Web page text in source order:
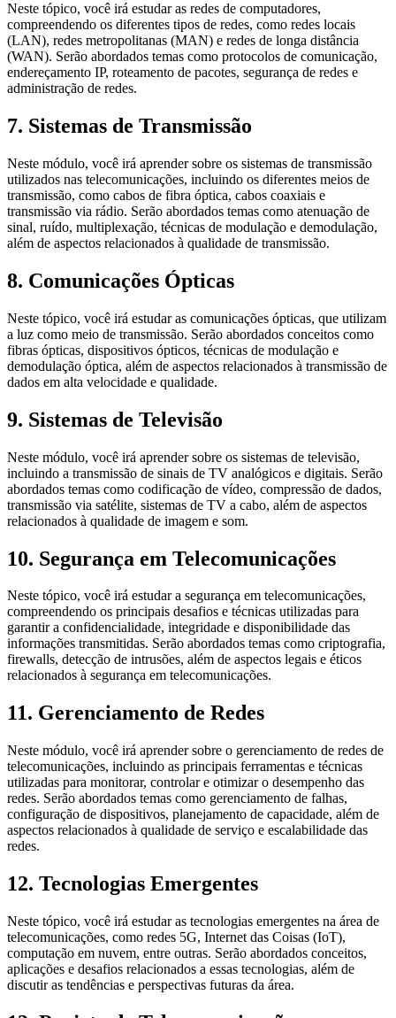
Neste tópico, você irá estudar as redes de computadores,
compreendendo os diferentes tipos de redes, como redes locais
(LAN), redes metropolitanas (MAN) e redes de longa distância
(WAN). Serão abordados temas como protocolos de comunicação,
endereçamento IP, roteamento de pacotes, segurança de redes e
administração de redes.
7. Sistemas de Transmissão
Neste módulo, você irá aprender sobre os sistemas de transmissão
utilizados nas telecomunicações, incluindo os diferentes meios de
transmissão, como cabos de fibra óptica, cabos coaxiais e
transmissão via rádio. Serão abordados temas como atenuação de
sinal, ruído, multiplexação, técnicas de modulação e demodulação,
além de aspectos relacionados à qualidade de transmissão.
8. Comunicações Ópticas
Neste tópico, você irá estudar as comunicações ópticas, que utilizam
a luz como meio de transmissão. Serão abordados conceitos como
fibras ópticas, dispositivos ópticos, técnicas de modulação e
demodulação óptica, além de aspectos relacionados à transmissão de
dados em alta velocidade e qualidade.
9. Sistemas de Televisão
Neste módulo, você irá aprender sobre os sistemas de televisão,
incluindo a transmissão de sinais de TV analógicos e digitais. Serão
abordados temas como codificação de vídeo, compressão de dados,
transmissão via satélite, sistemas de TV a cabo, além de aspectos
relacionados à qualidade de imagem e som.
10. Segurança em Telecomunicações
Neste tópico, você irá estudar a segurança em telecomunicações,
compreendendo os principais desafios e técnicas utilizadas para
garantir a confidencialidade, integridade e disponibilidade das
informações transmitidas. Serão abordados temas como criptografia,
firewalls, detecção de intrusões, além de aspectos legais e éticos
relacionados à segurança em telecomunicações.
11. Gerenciamento de Redes
Neste módulo, você irá aprender sobre o gerenciamento de redes de
telecomunicações, incluindo as principais ferramentas e técnicas
utilizadas para monitorar, controlar e otimizar o desempenho das
redes. Serão abordados temas como gerenciamento de falhas,
configuração de dispositivos, planejamento de capacidade, além de
aspectos relacionados à qualidade de serviço e escalabilidade das
redes.
12. Tecnologias Emergentes
Neste tópico, você irá estudar as tecnologias emergentes na área de
telecomunicações, como redes 5G, Internet das Coisas (IoT),
computação em nuvem, entre outras. Serão abordados conceitos,
aplicações e desafios relacionados a essas tecnologias, além de
discutir as tendências e perspectivas futuras da área.